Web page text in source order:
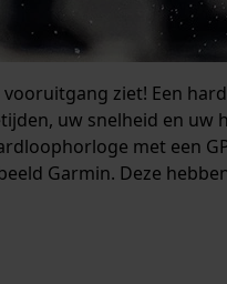
ziet! Een
uw snelheid en
met een
Garmin. Deze